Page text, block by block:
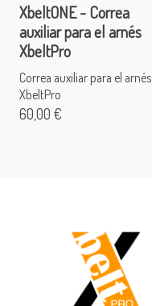
XbeltONE - Correa
auxiliar para el arnés
XbeltPro
Correa auxiliar para el arnés
XbeltPro
60,00 €